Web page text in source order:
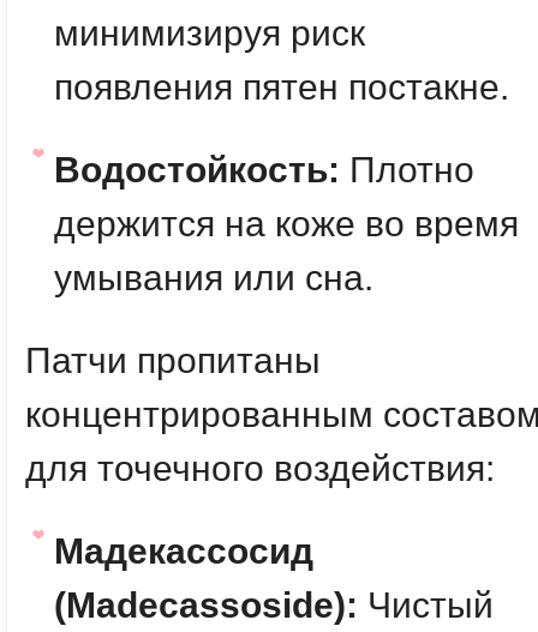
минимизируя риск
появления пятен постакне.
Водостойкость: Плотно
держится на коже во время
умывания или сна.
Патчи пропитаны
концентрированным
для точечного воздействия:
Мадекассосид
(Madecassoside): Чистый